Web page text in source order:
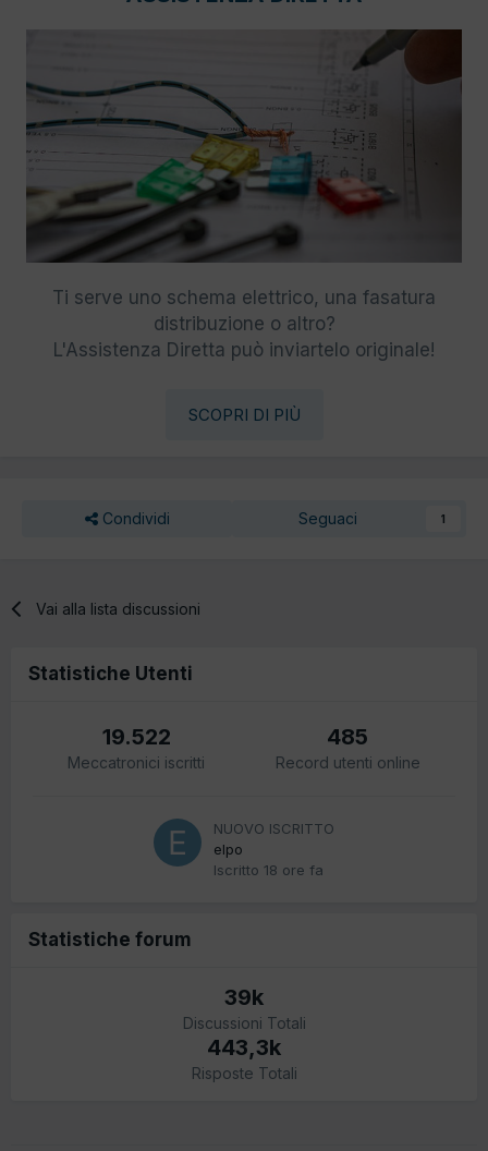
Ti serve uno schema elettrico, una fasatura
distribuzione o altro?
L'Assistenza Diretta può inviartelo originale!
SCOPRI DI PIÙ
Condividi Seguaci 1
Vai alla lista discussioni
Statistiche Utenti
19.522
Meccatronici iscritti
485
Record utenti online
NUOVO ISCRITTO
elpo
Iscritto 18 ore fa
Statistiche forum
39k
Discussioni Totali
443,3k
Risposte Totali